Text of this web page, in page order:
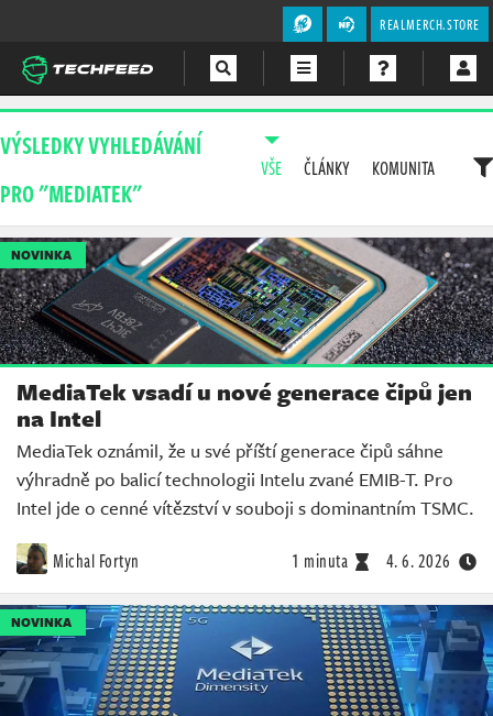
REALMERCH.STORE
Magazín
Videa
Soutěže
VÝSLEDKY VYHLEDÁVÁNÍ
PRO "MEDIATEK"
VŠE ČLÁNKY KOMUNITA
NOVINKA
MediaTek vsadí u nové generace čipů jen
na Intel
MediaTek oznámil, že u své příští generace čipů sáhne
výhradně po balicí technologii Intelu zvané EMIB-T. Pro
Intel jde o cenné vítězství v souboji s dominantním TSMC.
Michal Fortyn 1 minuta 4. 6. 2026
NOVINKA